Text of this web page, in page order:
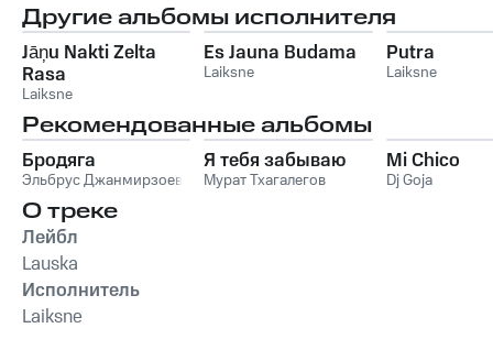
Другие альбомы исполнителя
Jāņu Nakti Zelta
Rasa
Laiksne
Es Jauna Budama
Laiksne
Putra
Laiksne
Рекомендованные альбомы
Бродяга
Эльбрус Джанмирзоев
Я тебя забываю
Мурат Тхагалегов
Mi Chico
Dj Goja
О треке
Лейбл
Lauska
Исполнитель
Laiksne